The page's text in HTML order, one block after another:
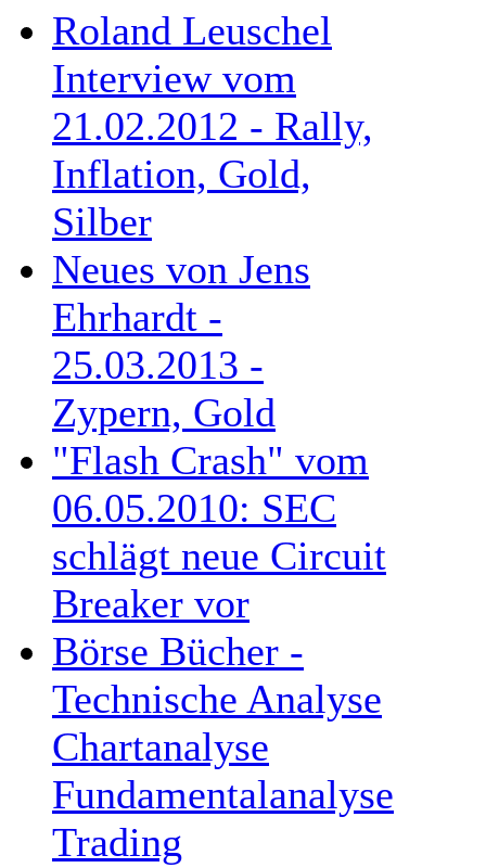
Roland Leuschel
Interview vom
21.02.2012 - Rally,
Inflation, Gold,
Silber
Neues von Jens
Ehrhardt -
25.03.2013 -
Zypern, Gold
"Flash Crash" vom
06.05.2010: SEC
schlägt neue Circuit
Breaker vor
Börse Bücher -
Technische Analyse
Chartanalyse
Fundamentalanalyse
Trading